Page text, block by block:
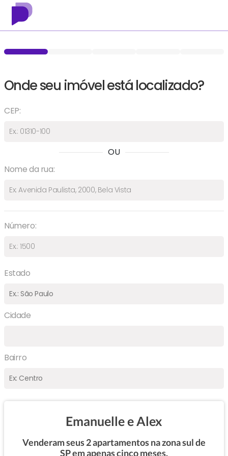
Onde seu imóvel está localizado?
CEP:
OU
Nome da rua:
Número:
Estado
Cidade
Bairro
Emanuelle e Alex
Venderam seus 2 apartamentos na zona sul de
SP em apenas cinco meses.